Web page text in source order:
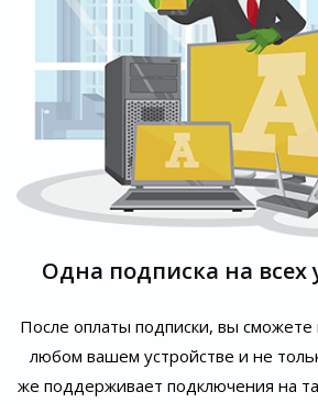
Одна подписка на всех
После оплаты подписки, вы сможете
любом вашем устройстве и не
же поддерживает подключения на